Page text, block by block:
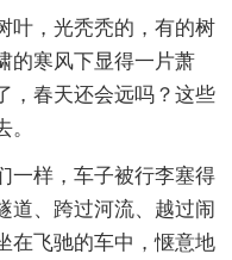
叶，光秃秃的，有的树
的寒风下显得一片萧
，春天还会远吗？这些
一样，车子被行李塞得
道、跨过河流、越过闹
在飞驰的车中，惬意地